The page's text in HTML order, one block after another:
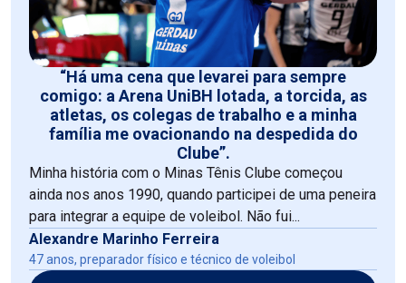
“Há uma cena que levarei para sempre
comigo: a Arena UniBH lotada, a torcida, as
atletas, os colegas de trabalho e a minha
família me ovacionando na despedida do
Clube”.
Minha história com o Minas Tênis Clube começou
ainda nos anos 1990, quando participei de uma peneira
para integrar a equipe de voleibol. Não fui...
Alexandre Marinho Ferreira
47 anos, preparador físico e técnico de voleibol